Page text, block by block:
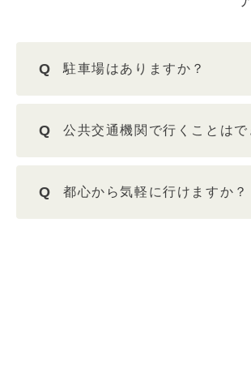
Q 駐車場はありますか？
Q 公共交通機関で行くことは
Q 都心から気軽に行けますか？